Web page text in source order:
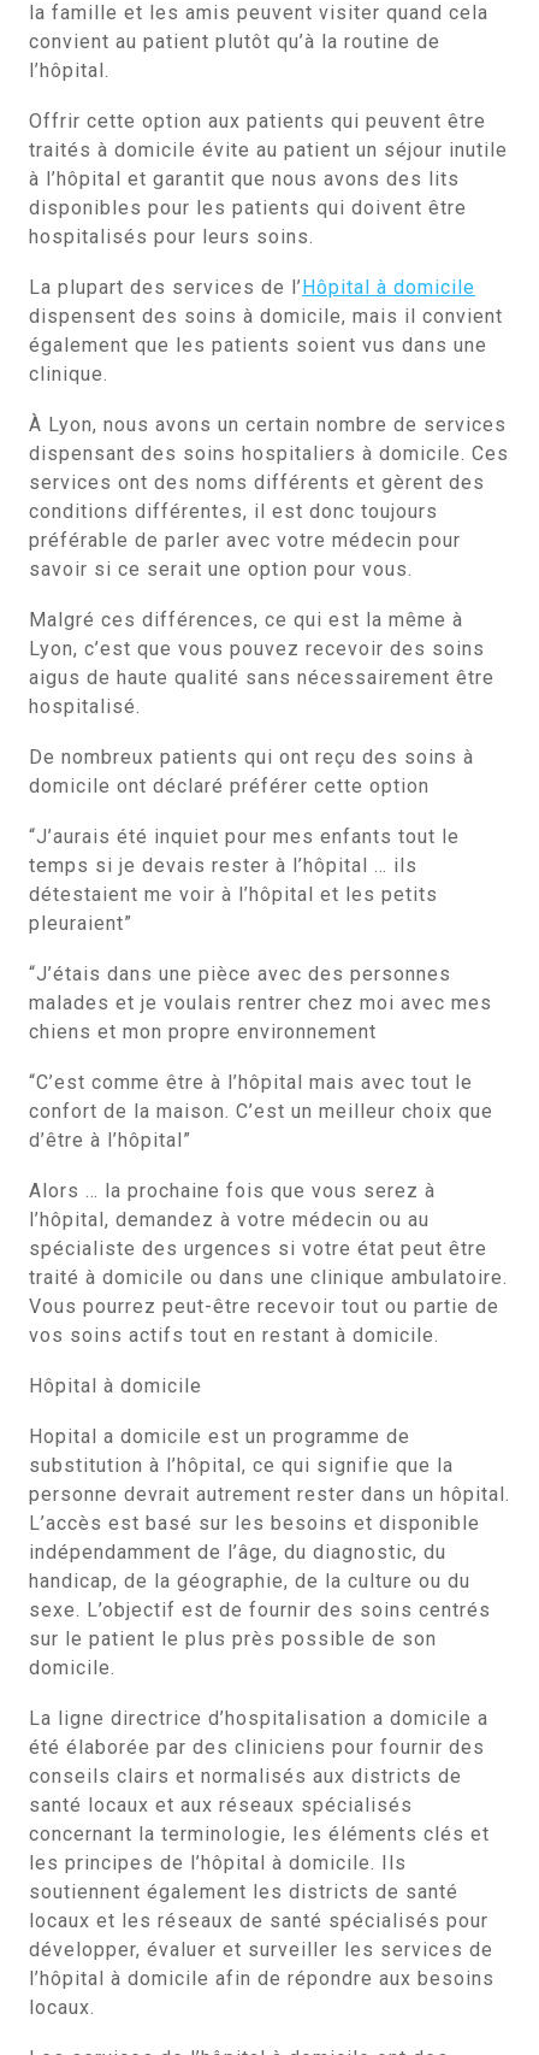
la famille et les amis peuvent visiter quand cela
convient au patient plutôt qu’à la routine de
l’hôpital.
Offrir cette option aux patients qui peuvent être
traités à domicile évite au patient un séjour inutile
à l’hôpital et garantit que nous avons des lits
disponibles pour les patients qui doivent être
hospitalisés pour leurs soins.
La plupart des services de l’Hôpital à domicile
dispensent des soins à domicile, mais il convient
également que les patients soient vus dans une
clinique.
À Lyon, nous avons un certain nombre de services
dispensant des soins hospitaliers à domicile. Ces
services ont des noms différents et gèrent des
conditions différentes, il est donc toujours
préférable de parler avec votre médecin pour
savoir si ce serait une option pour vous.
Malgré ces différences, ce qui est la même à
Lyon, c’est que vous pouvez recevoir des soins
aigus de haute qualité sans nécessairement être
hospitalisé.
De nombreux patients qui ont reçu des soins à
domicile ont déclaré préférer cette option
“J’aurais été inquiet pour mes enfants tout le
temps si je devais rester à l’hôpital … ils
détestaient me voir à l’hôpital et les petits
pleuraient”
“J’étais dans une pièce avec des personnes
malades et je voulais rentrer chez moi avec mes
chiens et mon propre environnement
“C’est comme être à l’hôpital mais avec tout le
confort de la maison. C’est un meilleur choix que
d’être à l’hôpital”
Alors … la prochaine fois que vous serez à
l’hôpital, demandez à votre médecin ou au
spécialiste des urgences si votre état peut être
traité à domicile ou dans une clinique ambulatoire.
Vous pourrez peut-être recevoir tout ou partie de
vos soins actifs tout en restant à domicile.
Hôpital à domicile
Hopital a domicile est un programme de
substitution à l’hôpital, ce qui signifie que la
personne devrait autrement rester dans un hôpital.
L’accès est basé sur les besoins et disponible
indépendamment de l’âge, du diagnostic, du
handicap, de la géographie, de la culture ou du
sexe. L’objectif est de fournir des soins centrés
sur le patient le plus près possible de son
domicile.
La ligne directrice d’hospitalisation a domicile a
été élaborée par des cliniciens pour fournir des
conseils clairs et normalisés aux districts de
santé locaux et aux réseaux spécialisés
concernant la terminologie, les éléments clés et
les principes de l’hôpital à domicile. Ils
soutiennent également les districts de santé
locaux et les réseaux de santé spécialisés pour
développer, évaluer et surveiller les services de
l’hôpital à domicile afin de répondre aux besoins
locaux.